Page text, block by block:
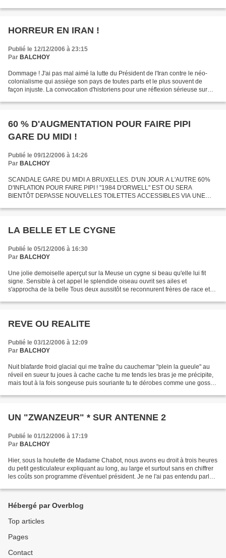
HORREUR EN IRAN !
Publié le 12/12/2006 à 23:15
Par BALCHOY
Dommage ! J'ai pas mal aimé la lutte du Président de l'Iran contre le néo-
colonialisme qui assiège son pays de toutes parts et le plus souvent de
façon injuste. La convocation d'historiens pour une réflexion sérieuse sur
60 % D'AUGMENTATION POUR FAIRE PIPI
GARE DU MIDI !
Publié le 09/12/2006 à 14:26
Par BALCHOY
SCANDALE GARE DU MIDI A BRUXELLES. D'UN JOUR A L'AUTRE 60%
D'INFLATION POUR FAIRE PIPI ! "1984 D'ORWELL" EST OU SERA
BIENTÔT DEPASSE NOUVELLES TOILETTES ACCESSIBLES VIA UNE
MOYENNEMENT UNE PIECE...
LA BELLE ET LE CYGNE
Publié le 05/12/2006 à 16:30
Par BALCHOY
Une jolie demoiselle aperçut sur la Meuse un cygne si beau qu'elle lui fit
signe. Sensible à cet appel le splendide oiseau ouvrit ses ailes et
s'approcha de la belle Tous deux aussitôt se reconnurent frères de race et
REVE OU REALITE
Publié le 03/12/2006 à 12:09
Par BALCHOY
Nuit blafarde froid glacial qui me traîne du cauchemar "plein la gueule" au
réveil en sueur tu joues à cache cache tu me tends les bras je me précipite,
mais tout à la fois songeuse puis souriante tu te dérobes comme une gosse
UN "ZWANZEUR" * SUR ANTENNE 2
Publié le 01/12/2006 à 17:19
Par BALCHOY
Hier, sous la houlette de Madame Chabot, nous avons eu droit à trois heures
du petit gesticulateur expliquant au long, au large et surtout sans en chiffrer
les coûts son programme d'éventuel président. Je ne l'ai pas entendu parler
Hébergé par Overblog
Top articles
Pages
Contact